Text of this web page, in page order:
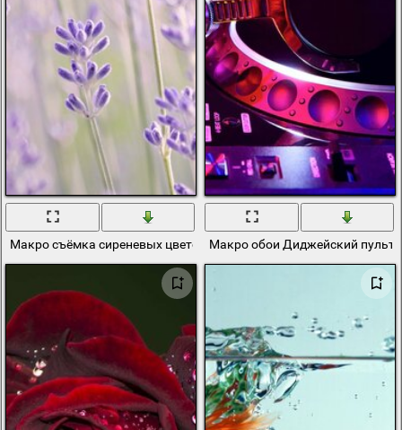
Макро съёмка сиреневых цветов лавандыМакро обои Диджейский пульт